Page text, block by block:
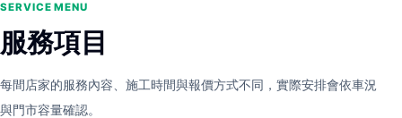
SERVICE MENU
服務項目
每間店家的服務內容、施工時間與報價方式不同，實際安排會依車況
與門市容量確認。